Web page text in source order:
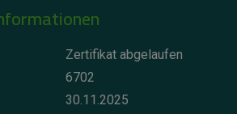
Zertifikat abgelaufen
6702
30.11.2025